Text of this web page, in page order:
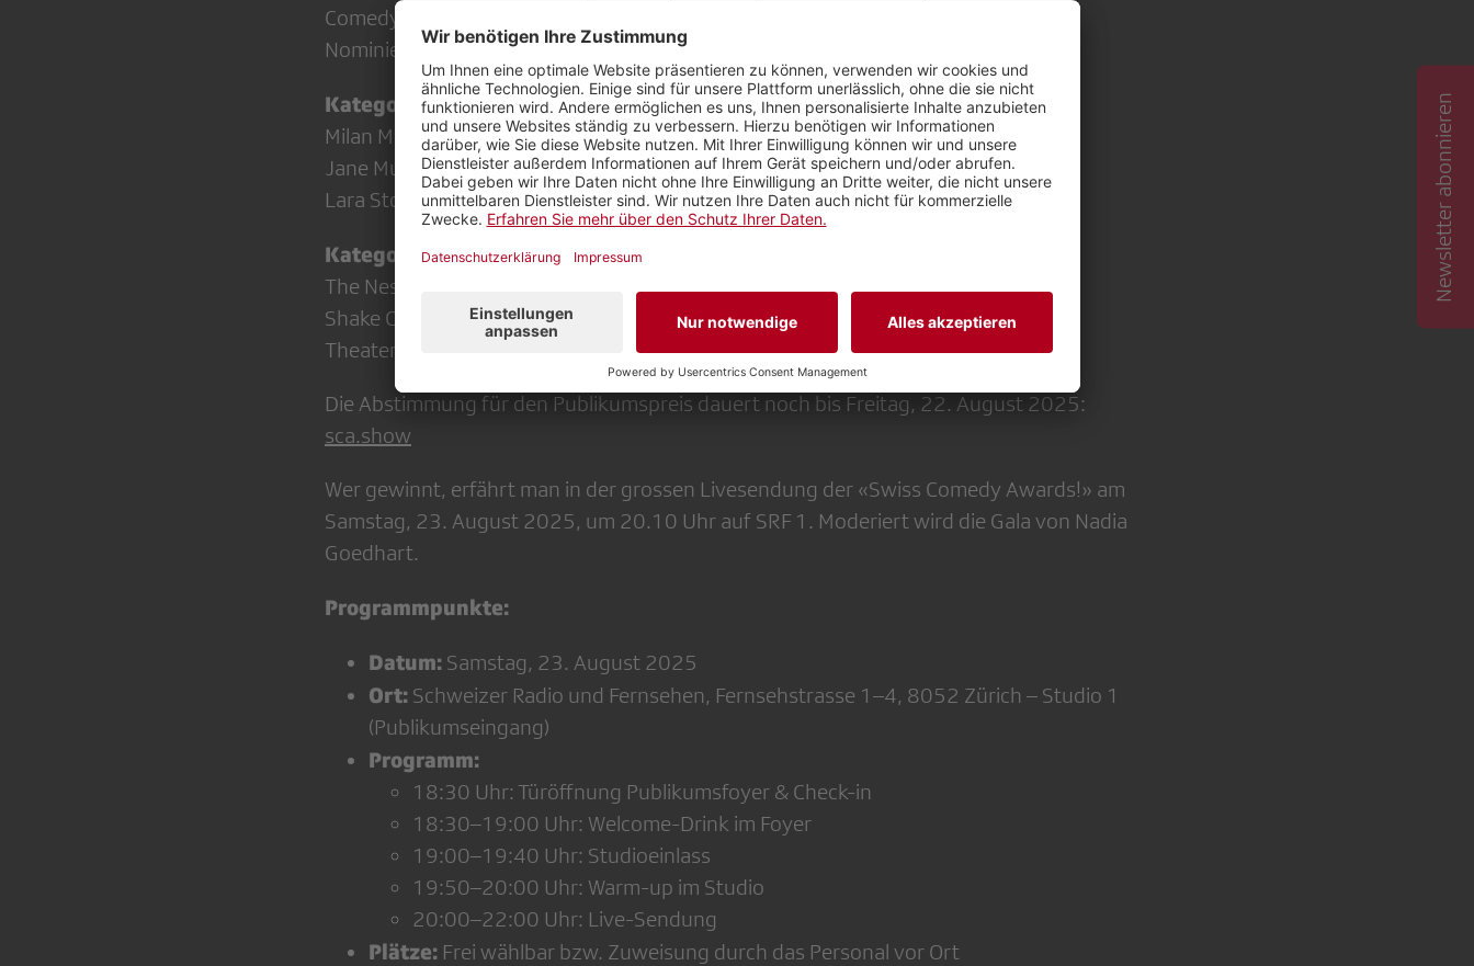
Comedy-Fans beteiligen konnten. Gewinnen können den Preis die insgesamt sechs
Nominierten der Kategorien «Solo» und «Ensemble» mit ihren Programmen:
Kategorie «Solo»:
Milan Milanski mit «Schwugo»
Jane Mumford mit «Leben!»
Lara Stoll mit «Volume 5 – Die Rückkehr»
Kategorie «Ensemble»:
The Nest Company mit «Glorious»
Shake Company Zürich mit «Forever Young»
Theater Fauteuil mit «Pfyfferli 2025»
Die Abstimmung für den Publikumspreis dauert noch bis Freitag, 22. August 2025:
sca.show
Wer gewinnt, erfährt man in der grossen Livesendung der «Swiss Comedy Awards!» am
Samstag, 23. August 2025, um 20.10 Uhr auf SRF 1. Moderiert wird die Gala von Nadia
Goedhart.
Programmpunkte:
Datum: Samstag, 23. August 2025
Ort: Schweizer Radio und Fernsehen, Fernsehstrasse 1–4, 8052 Zürich – Studio 1
(Publikumseingang)
Programm:
18:30 Uhr: Türöffnung Publikumsfoyer & Check-in
18:30–19:00 Uhr: Welcome-Drink im Foyer
19:00–19:40 Uhr: Studioeinlass
19:50–20:00 Uhr: Warm-up im Studio
20:00–22:00 Uhr: Live-Sendung
Plätze: Frei wählbar bzw. Zuweisung durch das Personal vor Ort
Newsletter abonnieren